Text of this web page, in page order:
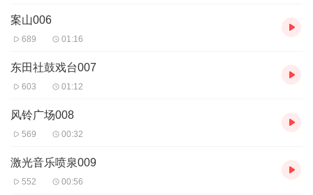
案山006
689 01:16
东田社鼓戏台007
603 01:12
风铃广场008
569 00:32
激光音乐喷泉009
552 00:56